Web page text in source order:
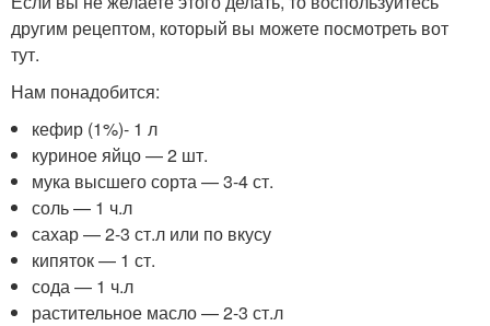
другим рецептом, который вы можете посмотреть вот
тут.
Нам понадобится:
кефир (1%)- 1 л
куриное яйцо — 2 шт.
мука высшего сорта — 3-4 ст.
соль — 1 ч.л
сахар — 2-3 ст.л или по вкусу
кипяток — 1 ст.
сода — 1 ч.л
растительное масло — 2-3 ст.л